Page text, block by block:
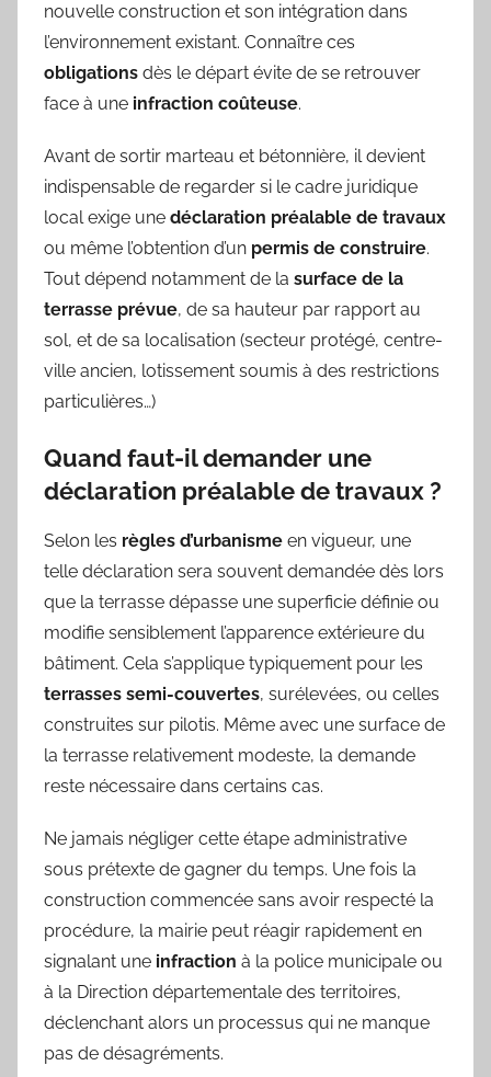
nouvelle construction et son intégration dans
l’environnement existant. Connaître ces
obligations dès le départ évite de se retrouver
face à une infraction coûteuse.
Avant de sortir marteau et bétonnière, il devient
indispensable de regarder si le cadre juridique
local exige une déclaration préalable de travaux
ou même l’obtention d’un permis de construire.
Tout dépend notamment de la surface de la
terrasse prévue, de sa hauteur par rapport au
sol, et de sa localisation (secteur protégé, centre-
ville ancien, lotissement soumis à des restrictions
particulières…)
Quand faut-il demander une
déclaration préalable de travaux ?
Selon les règles d’urbanisme en vigueur, une
telle déclaration sera souvent demandée dès lors
que la terrasse dépasse une superficie définie ou
modifie sensiblement l’apparence extérieure du
bâtiment. Cela s’applique typiquement pour les
terrasses semi-couvertes, surélevées, ou celles
construites sur pilotis. Même avec une surface de
la terrasse relativement modeste, la demande
reste nécessaire dans certains cas.
Ne jamais négliger cette étape administrative
sous prétexte de gagner du temps. Une fois la
construction commencée sans avoir respecté la
procédure, la mairie peut réagir rapidement en
signalant une infraction à la police municipale ou
à la Direction départementale des territoires,
déclenchant alors un processus qui ne manque
pas de désagréments.